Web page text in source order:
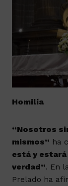
Homilía
“Nosotros
mismos” ha
está y
verdad”. En
Prelado ha